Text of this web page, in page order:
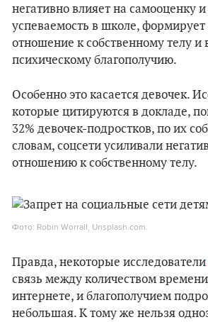
негативно влияет на самооценку
успеваемость в школе, формирует
отношение к собственному телу и
психическому благополучию.
Особенно это касается девочек.
которые цитируются в докладе,
32% девочек-подростков, по их
словам, соцсети усиливали
отношению к собственному телу.
Фото: Robin Worrall, Unsplash.com.
Правда, некоторые исследователи
связь между количеством
интернете, и благополучием
небольшая. К тому же нельзя